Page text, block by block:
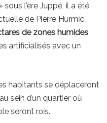
l’ère Juppé, il a été
de Pierre Hurmic.
de zones humides
artificialisés avec un
habitants se déplaceront
sein d’un quartier où
seront rois.